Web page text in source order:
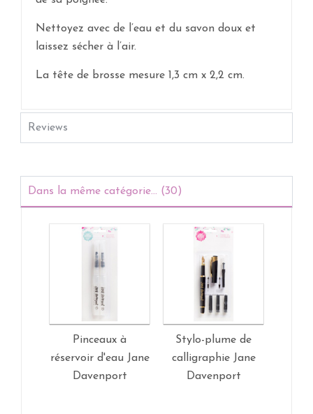
Nettoyez avec de l’eau et du savon doux et
laissez sécher à l’air.
La tête de brosse mesure 1,3 cm x 2,2 cm.
Reviews
Dans la même catégorie... (30)
Pinceaux à
réservoir d'eau Jane
Davenport
Stylo-plume de
calligraphie Jane
Davenport